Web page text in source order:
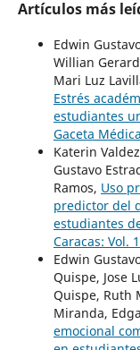
Artículos más
Edwin
Willian
Mari Luz
Estrés
estudiantes
Gaceta
Katerin
Gustavo
Ramos, Uso
predictor del
estudiantes
Caracas: Vol.
Edwin
Quispe, Jose
Quispe, Ruth
Miranda,
emocional